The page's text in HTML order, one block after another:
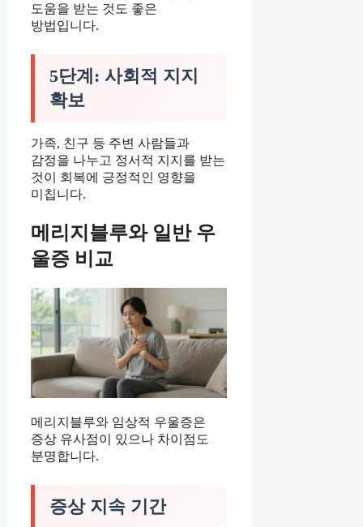
도움을 받는 것도 좋은
방법입니다.
5단계: 사회적 지지
확보
가족, 친구 등 주변 사람들과
감정을 나누고 정서적 지지를 받는
것이 회복에 긍정적인 영향을
미칩니다.
메리지블루와 일반 우
울증 비교
메리지블루와 임상적 우울증은
증상 유사점이 있으나 차이점도
분명합니다.
증상 지속 기간